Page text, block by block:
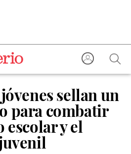
sellan un
para combatir
escolar y el